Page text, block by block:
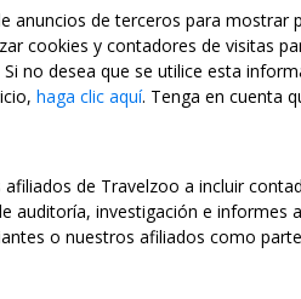
anuncios de terceros para
cookies y contadores de visitas
no desea que se utilice esta
haga clic aquí. Tenga en cuenta
de Travelzoo a incluir
auditoría, investigación e
o nuestros afiliados como